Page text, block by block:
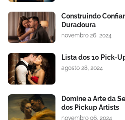
Construindo
Duradoura
novembro 26, 2024
Lista dos 10 Pick-
agosto 28, 2024
Domine a Arte da
dos Pickup Artists
novembro 06, 2024